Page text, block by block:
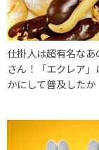
仕掛人は超有名なあ
さん！「エクレア」
かにして普及したか